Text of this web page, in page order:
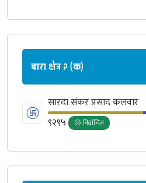
बारा क्षेत्र २ (क)
सारदा संकर प्रसाद कलवार
९२९५
निर्वाचित